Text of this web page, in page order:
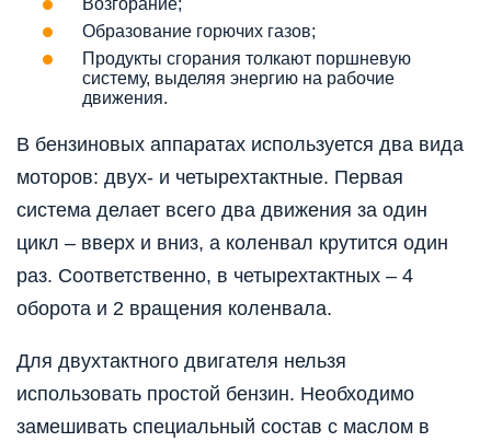
Образование горючих газов;
Продукты сгорания толкают поршневую
систему, выделяя энергию на рабочие
движения.
В бензиновых аппаратах используется два вида
моторов: двух- и четырехтактные. Первая
система делает всего два движения за один
цикл – вверх и вниз, а коленвал крутится один
раз. Соответственно, в четырехтактных – 4
оборота и 2 вращения коленвала.
Для двухтактного двигателя нельзя
использовать простой бензин. Необходимо
замешивать специальный состав с маслом в